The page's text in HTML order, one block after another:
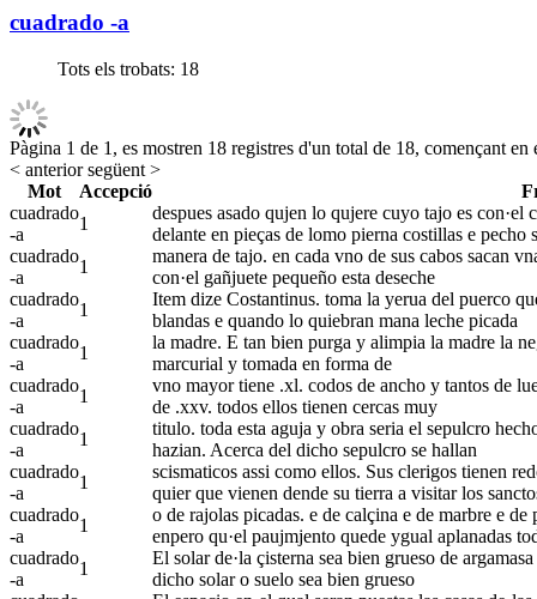
cuadrado -a
Tots els trobats: 18
Pàgina 1 de 1, es mostren 18 registres d'un total de 18, començant en
< anteriorsegüent >
Mot
Accepció
cuadrado
-a
1
despues asado qujen lo qujere cuyo tajo es
delante en pieças de lomo pierna costillas e pecho
cuadrado
-a
1
manera de tajo. en cada vno de sus cabos sacan
con·el gañjuete pequeño esta deseche
cuadrado
-a
1
Item dize Costantinus. toma la yerua del puerco
blandas e quando lo quiebran mana leche picada
cuadrado
-a
1
la madre. E tan bien purga y alimpia la madre la
marcurial y tomada en forma de
cuadrado
-a
1
vno mayor tiene .xl. codos de ancho y tantos de
de .xxv. todos ellos tienen cercas muy
cuadrado
-a
1
titulo. toda esta aguja y obra seria el sepulcro
hazian. Acerca del dicho sepulcro se hallan
cuadrado
-a
1
scismaticos assi como ellos. Sus clerigos tienen
quier que vienen dende su tierra a visitar los
cuadrado
-a
1
o de rajolas picadas. e de calçina e de marbre e
enpero qu·el paujmjento quede ygual aplanadas
cuadrado
-a
1
El solar de·la çisterna sea bien grueso de
dicho solar o suelo sea bien grueso